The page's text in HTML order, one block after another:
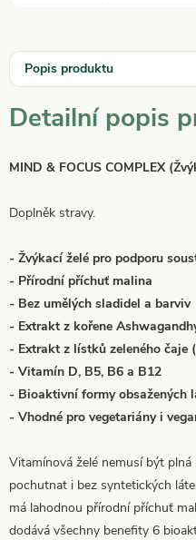
Popis produktu
Detailní popis
MIND & FOCUS COMPLEX
Doplněk stravy.
- Žvýkací želé pro podporu
- Přírodní příchuť malina
- Bez umělých sladidel a barviv
- Extrakt z kořene
- Extrakt z lístků zeleného čaje
- Vitamín D, B5, B6 a B12
- Bioaktivní formy obsažených
- Vhodné pro vegetariány i
Vitamínová želé nemusí být plná
pochutnat i bez syntetických
má lahodnou přírodní příchuť
dodává všechny benefity 6